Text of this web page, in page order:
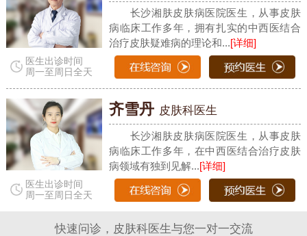
医生出诊时间
周一至周日全天
长沙湘肤皮肤病医院医生，从事皮肤
病临床工作多年，拥有扎实的中西医结合
治疗皮肤疑难病的理论和...[详细]
医生出诊时间
周一至周日全天
齐雪丹 皮肤科医生
长沙湘肤皮肤病医院医生，从事皮肤
病临床工作多年，在中西医结合治疗皮肤
病领域有独到见解...[详细]
快速问诊，皮肤科医生与您一对一交流